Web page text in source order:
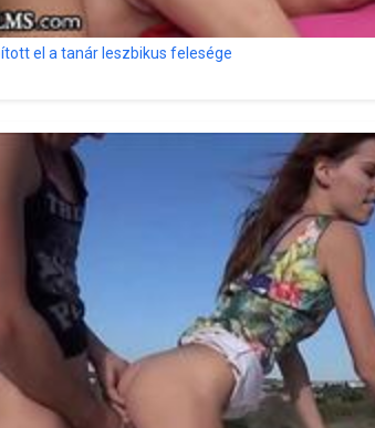
el a tanár leszbikus felesége